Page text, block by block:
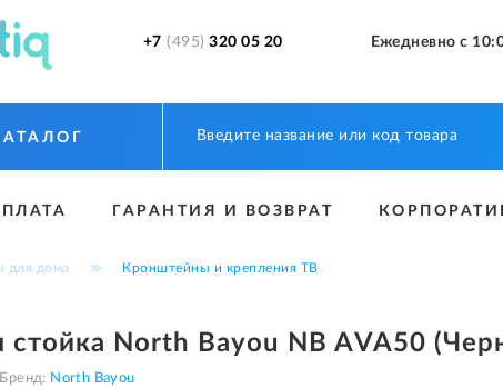
+7 (495) 320 05 20 Ежедневно с
ГАРАНТИЯ И ВОЗВРАТ
для дома ≫ Кронштейны и крепления ТВ
стойка North Bayou NB AVA50
Бренд: North Bayou